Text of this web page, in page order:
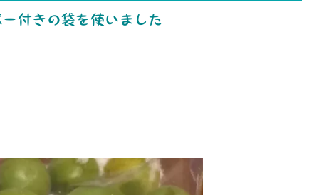
付きの袋を使いました